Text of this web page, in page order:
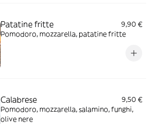
Patatine fritte
9,90 €
Pomodoro, mozzarella, patatine fritte
Calabrese
9,50 €
Pomodoro, mozzarella, salamino, funghi,
olive nere